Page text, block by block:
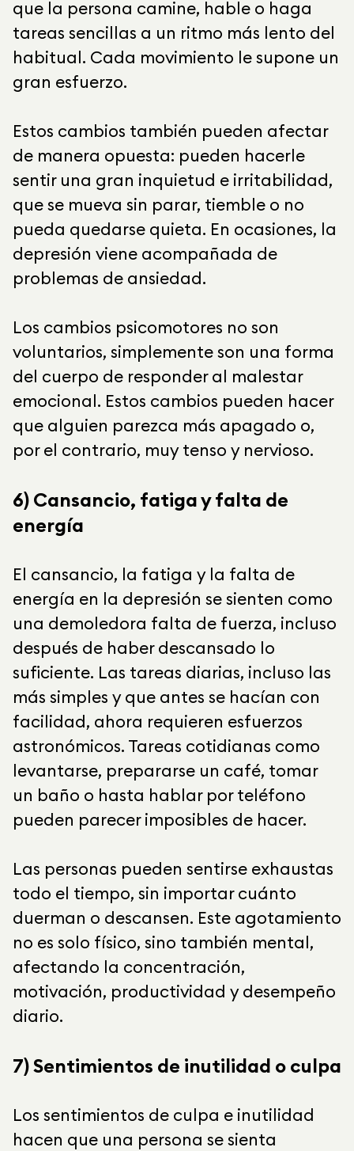
que la persona camine, hable o haga
tareas sencillas a un ritmo más lento del
habitual. Cada movimiento le supone un
gran esfuerzo.
Estos cambios también pueden afectar
de manera opuesta: pueden hacerle
sentir una gran inquietud e irritabilidad,
que se mueva sin parar, tiemble o no
pueda quedarse quieta. En ocasiones, la
depresión viene acompañada de
problemas de ansiedad.
Los cambios psicomotores no son
voluntarios, simplemente son una forma
del cuerpo de responder al malestar
emocional. Estos cambios pueden hacer
que alguien parezca más apagado o,
por el contrario, muy tenso y nervioso.
6) Cansancio, fatiga y falta de
energía
El cansancio, la fatiga y la falta de
energía en la depresión se sienten como
una demoledora falta de fuerza, incluso
después de haber descansado lo
suficiente. Las tareas diarias, incluso las
más simples y que antes se hacían con
facilidad, ahora requieren esfuerzos
astronómicos. Tareas cotidianas como
levantarse, prepararse un café, tomar
un baño o hasta hablar por teléfono
pueden parecer imposibles de hacer.
Las personas pueden sentirse exhaustas
todo el tiempo, sin importar cuánto
duerman o descansen. Este agotamiento
no es solo físico, sino también mental,
afectando la concentración,
motivación, productividad y desempeño
diario.
7) Sentimientos de inutilidad o culpa
Los sentimientos de culpa e inutilidad
hacen que una persona se sienta